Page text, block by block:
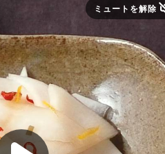
ミュートを解除